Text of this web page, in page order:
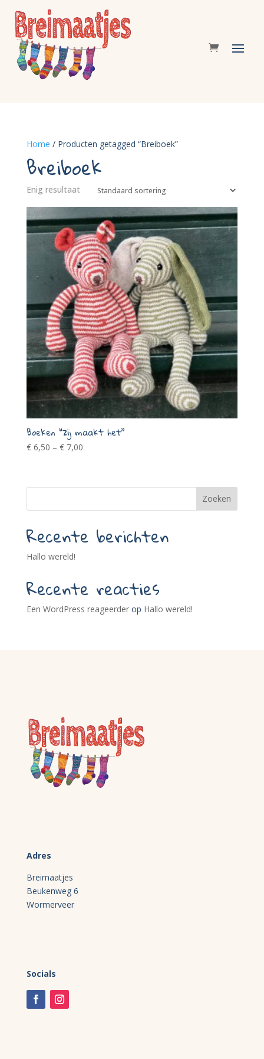
Home / Producten getagged “Breiboek”
Breiboek
Enig resultaat
Boeken “zij maakt het”
€6,50 – €7,00
Zoeken
Recente berichten
Hallo wereld!
Recente reacties
Een WordPress reageerderop Hallo wereld!
Adres
Breimaatjes
Beukenweg 6
Wormerveer
Socials